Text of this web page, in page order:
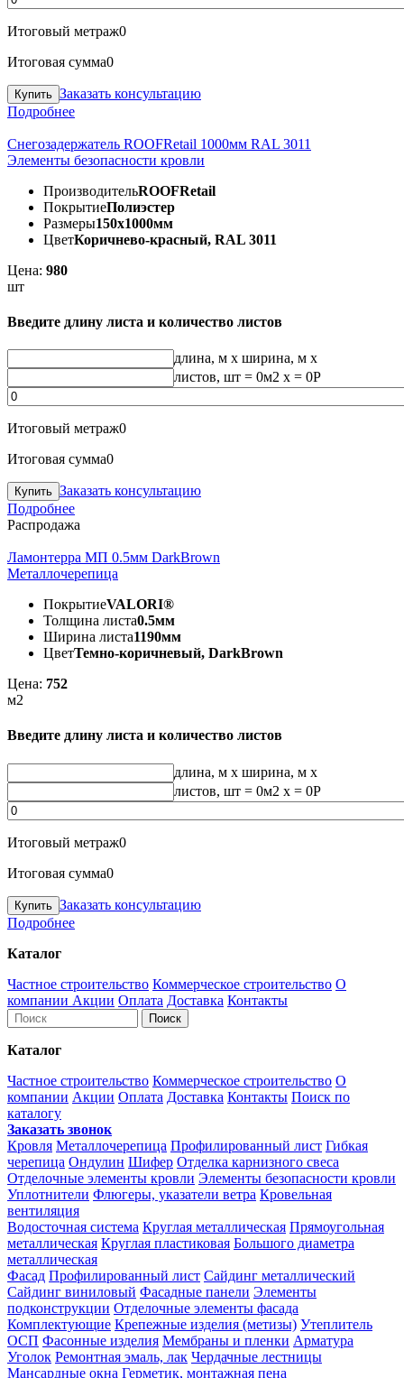
Итоговый метраж0
Итоговая сумма0
Заказать консультацию
Подробнее
Снегозадержатель ROOFRetail 1000мм RAL 3011
Элементы безопасности кровли
ПроизводительROOFRetail
ПокрытиеПолиэстер
Размеры150х1000мм
ЦветКоричнево-красный, RAL 3011
Цена: 980
шт
Введите длину листа и количество листов
длина, м x ширина, м x
листов, шт = 0м2 x = 0Р
Итоговый метраж0
Итоговая сумма0
Заказать консультацию
Подробнее
Распродажа
Ламонтерра МП 0.5мм DarkBrown
Металлочерепица
ПокрытиеVALORI®
Толщина листа0.5мм
Ширина листа1190мм
ЦветТемно-коричневый, DarkBrown
Цена: 752
м2
Введите длину листа и количество листов
длина, м x ширина, м x
листов, шт = 0м2 x = 0Р
Итоговый метраж0
Итоговая сумма0
Заказать консультацию
Подробнее
Каталог
Частное строительство Коммерческое строительство О
компании Акции Оплата Доставка Контакты
Каталог
Частное строительство Коммерческое строительство О
компании Акции Оплата Доставка Контакты Поиск по
каталогу
Заказать звонок
Кровля Металлочерепица Профилированный лист Гибкая
черепица Ондулин Шифер Отделка карнизного свеса
Отделочные элементы кровли Элементы безопасности кровли
Уплотнители Флюгеры, указатели ветра Кровельная
вентиляция
Водосточная система Круглая металлическая Прямоугольная
металлическая Круглая пластиковая Большого диаметра
металлическая
Фасад Профилированный лист Сайдинг металлический
Сайдинг виниловый Фасадные панели Элементы
подконструкции Отделочные элементы фасада
Комплектующие Крепежные изделия (метизы) Утеплитель
ОСП Фасонные изделия Мембраны и пленки Арматура
Уголок Ремонтная эмаль, лак Чердачные лестницы
Мансардные окна Герметик, монтажная пена